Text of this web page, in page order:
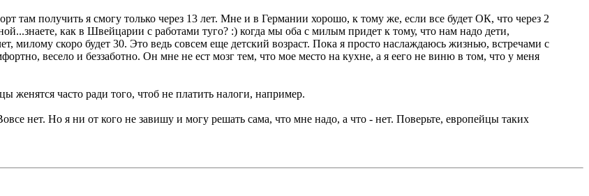
там получить я смогу только через 13 лет. Мне и в Германии хорошо, к тому же, если все будет ОК, что через 2
как в Швейцарии с работами туго? :) когда мы оба с милым придет к тому, что нам надо дети,
милому скоро будет 30. Это ведь совсем еще детский возраст. Пока я просто наслаждаюсь жизнью, встречами с
весело и беззаботно. Он мне не ест мозг тем, что мое место на кухне, а я еего не виню в том, что у меня
часто ради того, чтоб не платить налоги, например.
нет. Но я ни от кого не завишу и могу решать сама, что мне надо, а что - нет. Поверьте, европейцы таких